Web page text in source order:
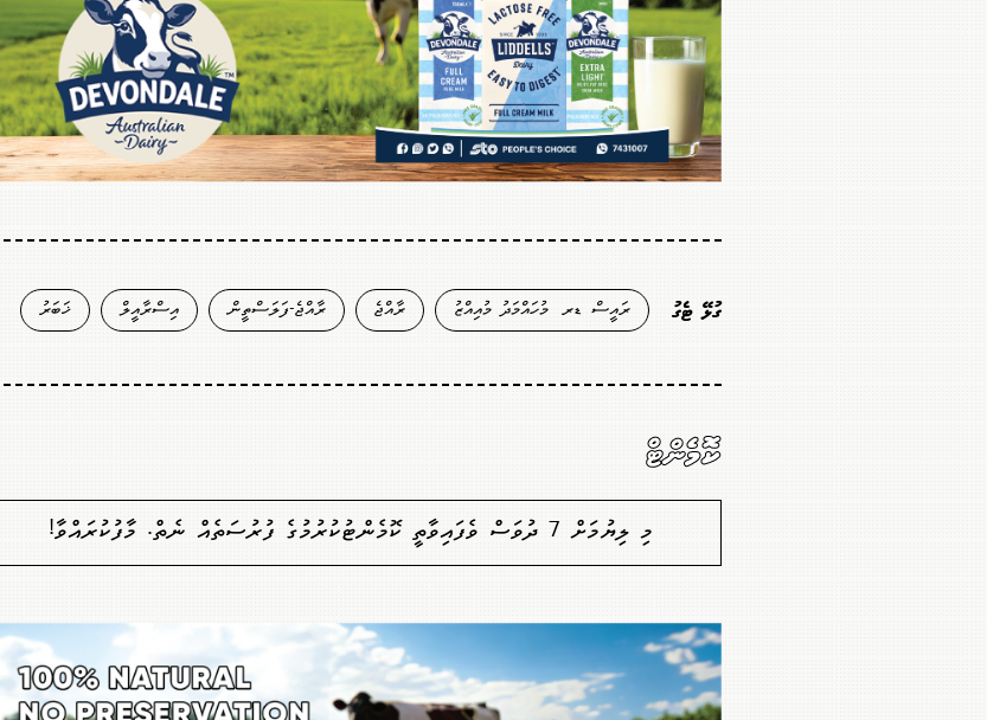
ގުޅޭ ޓެގު ރައީސް ޑރ. މުހައްމަދު މުއިއްޒު ރާއްޖެ ރާއްޖެ-ފަލަސްތީން އިސްރާއީލް ޚަބަރު
ކޮމެންޓް
މި ލިޔުމަށް 7 ދުވަސް ވެފައިވާތީ ކޮމެންޓުކުރުމުގެ ފުރުސަތެއް ނެތް. މާފުކުރައްވާ!